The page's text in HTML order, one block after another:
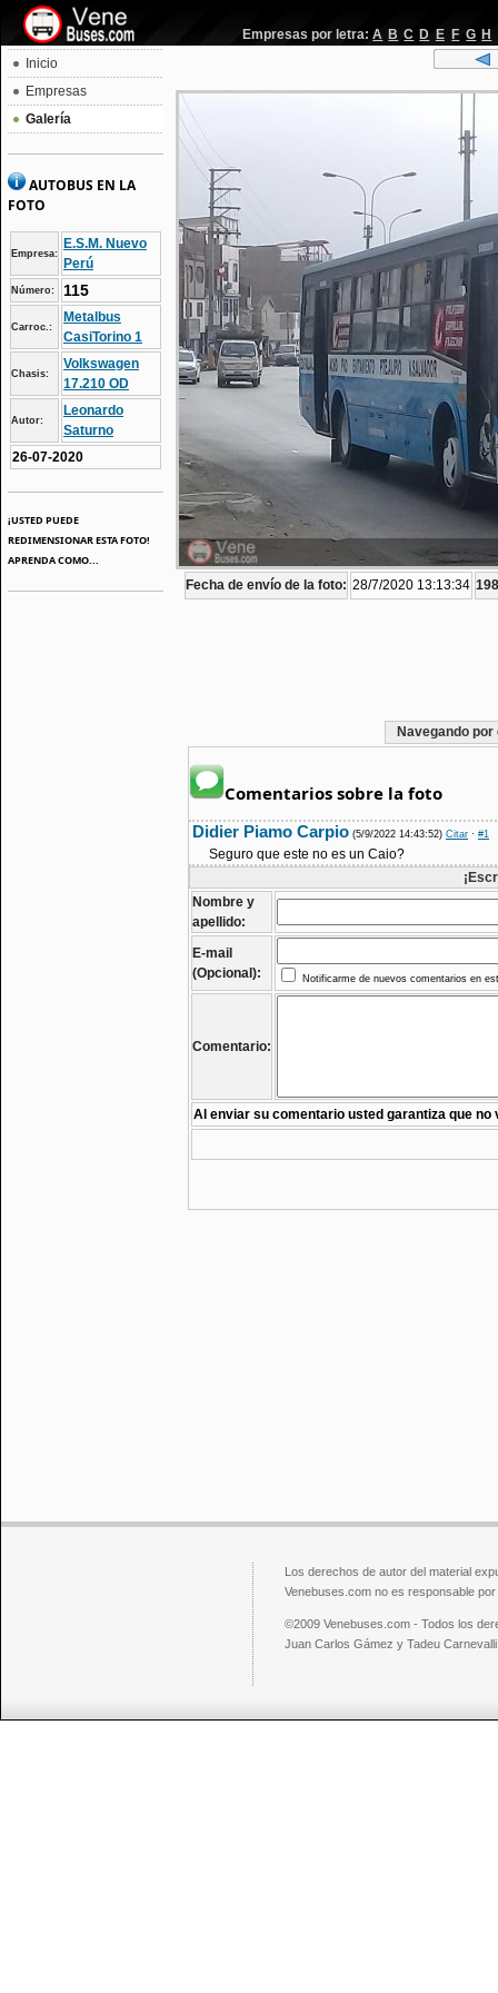
Empresas por letra: A B C D E F G H
Inicio
Empresas
Galería
AUTOBUS EN LA
FOTO
Empresa:
E.S.M. Nuevo
Perú
Número: 115
Carroc.:
Metalbus
CasiTorino 1
Chasis:
Volkswagen
17.210 OD
Autor:
Leonardo
Saturno
26-07-2020
¡USTED PUEDE
REDIMENSIONAR ESTA FOTO!
APRENDA COMO...
Fecha de envío de la foto: 28/7/2020 13:13:34
Navegando
Comentarios sobre la foto
Didier Piamo Carpio (5/9/2022 14:43:52) Citar · #1
Seguro que este no es un Caio?
Nombre y
apellido:
E-mail
(Opcional):
Notificarme de nuevos comentarios en
Comentario:
Al enviar su comentario usted garantiza que no
Los derechos de autor del material
Venebuses.com no es responsable
©2009 Venebuses.com - Todos los
Juan Carlos Gámez y Tadeu Carnevalli